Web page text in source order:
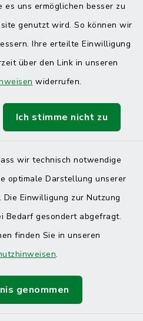
es uns ermöglichen besser zu
genutzt wird. So können wir
Ihre erteilte Einwilligung
über den Link in unseren
widerrufen.
Ich stimme nicht zu
wir technisch notwendige
optimale Darstellung unserer
Einwilligung zur Nutzung
Bedarf gesondert abgefragt.
finden Sie in unseren
.
genommen